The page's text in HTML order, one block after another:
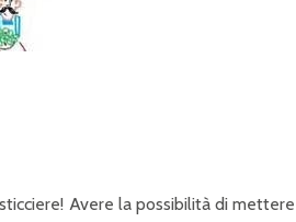
Avere la possibilità di mettere